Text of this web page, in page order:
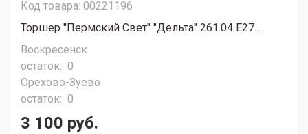
Код товара: 00221196
Торшер "Пермский Свет" "Дельта" 261.04 Е27...
Воскресенск
остаток: 0
Орехово-Зуево
остаток: 0
3 100 руб.